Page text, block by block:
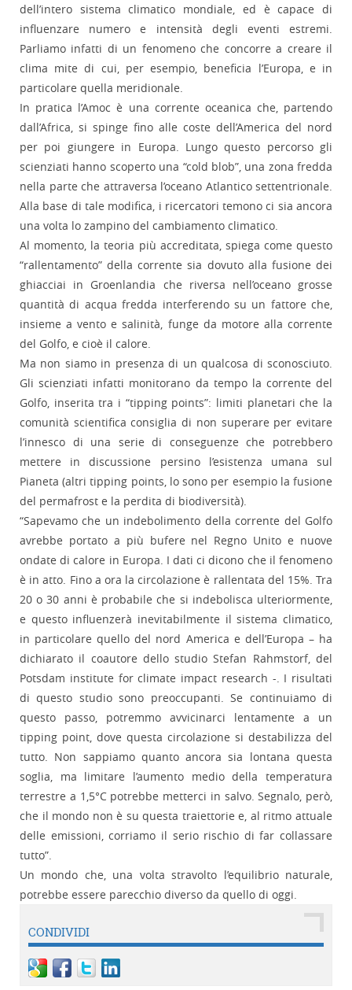
dell’intero sistema climatico mondiale, ed è capace di
influenzare numero e intensità degli eventi estremi.
Parliamo infatti di un fenomeno che concorre a creare il
clima mite di cui, per esempio, beneficia l’Europa, e in
particolare quella meridionale.
In pratica l’Amoc è una corrente oceanica che, partendo
dall’Africa, si spinge fino alle coste dell’America del nord
per poi giungere in Europa. Lungo questo percorso gli
scienziati hanno scoperto una “cold blob”, una zona fredda
nella parte che attraversa l’oceano Atlantico settentrionale.
Alla base di tale modifica, i ricercatori temono ci sia ancora
una volta lo zampino del cambiamento climatico.
Al momento, la teoria più accreditata, spiega come questo
“rallentamento” della corrente sia dovuto alla fusione dei
ghiacciai in Groenlandia che riversa nell’oceano grosse
quantità di acqua fredda interferendo su un fattore che,
insieme a vento e salinità, funge da motore alla corrente
del Golfo, e cioè il calore.
Ma non siamo in presenza di un qualcosa di sconosciuto.
Gli scienziati infatti monitorano da tempo la corrente del
Golfo, inserita tra i “tipping points”: limiti planetari che la
comunità scientifica consiglia di non superare per evitare
l’innesco di una serie di conseguenze che potrebbero
mettere in discussione persino l’esistenza umana sul
Pianeta (altri tipping points, lo sono per esempio la fusione
del permafrost e la perdita di biodiversità).
“Sapevamo che un indebolimento della corrente del Golfo
avrebbe portato a più bufere nel Regno Unito e nuove
ondate di calore in Europa. I dati ci dicono che il fenomeno
è in atto. Fino a ora la circolazione è rallentata del 15%. Tra
20 o 30 anni è probabile che si indebolisca ulteriormente,
e questo influenzerà inevitabilmente il sistema climatico,
in particolare quello del nord America e dell’Europa – ha
dichiarato il coautore dello studio Stefan Rahmstorf, del
Potsdam institute for climate impact research -. I risultati
di questo studio sono preoccupanti. Se continuiamo di
questo passo, potremmo avvicinarci lentamente a un
tipping point, dove questa circolazione si destabilizza del
tutto. Non sappiamo quanto ancora sia lontana questa
soglia, ma limitare l’aumento medio della temperatura
terrestre a 1,5°C potrebbe metterci in salvo. Segnalo, però,
che il mondo non è su questa traiettorie e, al ritmo attuale
delle emissioni, corriamo il serio rischio di far collassare
tutto”.
Un mondo che, una volta stravolto l’equilibrio naturale,
potrebbe essere parecchio diverso da quello di oggi.
CONDIVIDI